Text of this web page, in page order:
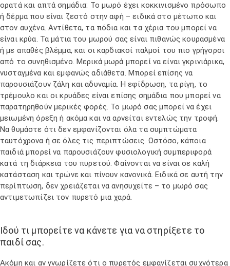
ορατά και απτά σημάδια: Το μωρό έχει κοκκινισμένο πρόσωπο
ή δέρμα που είναι ζεστό στην αφή – ειδικά στο μέτωπο και
στον αυχένα. Αντίθετα, τα πόδια και τα χέρια του μπορεί να
είναι κρύα. Τα μάτια του μωρού σας είναι πιθανώς κουρασμένα
ή με απαθές βλέμμα, και οι καρδιακοί παλμοί του πιο γρήγοροι
από το συνηθισμένο. Μερικά μωρά μπορεί να είναι γκρινιάρικα,
νυσταγμένα και εμφανώς αδιάθετα. Μπορεί επίσης να
παρουσιάζουν ζάλη και αδυναμία. Η εφίδρωση, τα ρίγη, το
τρέμουλο και οι κρυάδες είναι επίσης σημάδια που μπορεί να
παρατηρηθούν μερικές φορές. Το μωρό σας μπορεί να έχει
μειωμένη όρεξη ή ακόμα και να αρνείται εντελώς την τροφή.
Να θυμάστε ότι δεν εμφανίζονται όλα τα συμπτώματα
ταυτόχρονα ή σε όλες τις περιπτώσεις. Ωστόσο, κάποια
παιδιά μπορεί να παρουσιάζουν φυσιολογική συμπεριφορά
κατά τη διάρκεια του πυρετού. Φαίνονται να είναι σε καλή
κατάσταση και τρώνε και πίνουν κανονικά. Ειδικά σε αυτή την
περίπτωση, δεν χρειάζεται να ανησυχείτε – το μωρό σας
αντιμετωπίζει τον πυρετό μια χαρά.
Ιδού τι μπορείτε να κάνετε για να στηρίξετε το
παιδί σας.
Ακόμη και αν γνωρίζετε ότι ο πυρετός εμφανίζεται συχνότερα